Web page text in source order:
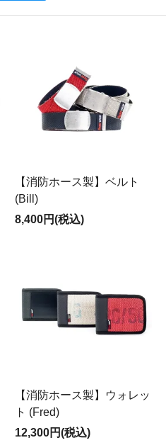
【消防ホース製】ベルト
(Bill)
8,400円(税込)
【消防ホース製】ウォレッ
ト (Fred)
12,300円(税込)